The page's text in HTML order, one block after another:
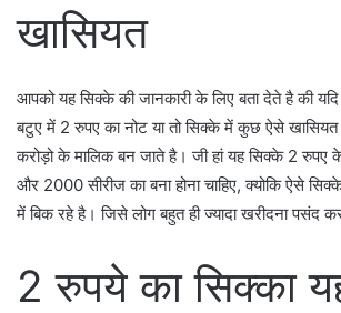
खासियत
आपको यह सिक्के की जानकारी के लिए बता देते है की
बटुए में 2 रुपए का नोट या तो सिक्के में कुछ ऐसे
करोड़ो के मालिक बन जाते है। जी हां यह सिक्के 2
और 2000 सीरीज का बना होना चाहिए, क्योकि ऐसे
में बिक रहे है। जिसे लोग बहुत ही ज्यादा खरीदना पसंद
2 रुपये का सिक्का